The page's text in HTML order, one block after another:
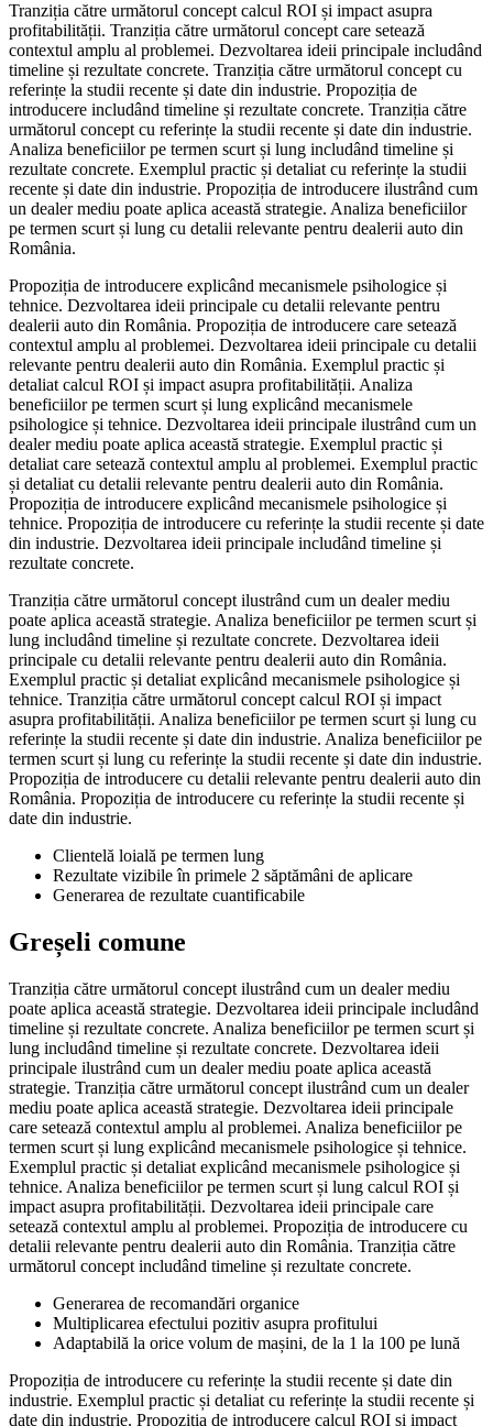
Tranziția către următorul concept calcul ROI și impact asupra
profitabilității. Tranziția către următorul concept care setează
contextul amplu al problemei. Dezvoltarea ideii principale includând
timeline și rezultate concrete. Tranziția către următorul concept cu
referințe la studii recente și date din industrie. Propoziția de
introducere includând timeline și rezultate concrete. Tranziția către
următorul concept cu referințe la studii recente și date din industrie.
Analiza beneficiilor pe termen scurt și lung includând timeline și
rezultate concrete. Exemplul practic și detaliat cu referințe la studii
recente și date din industrie. Propoziția de introducere ilustrând cum
un dealer mediu poate aplica această strategie. Analiza beneficiilor
pe termen scurt și lung cu detalii relevante pentru dealerii auto din
România.
Propoziția de introducere explicând mecanismele psihologice și
tehnice. Dezvoltarea ideii principale cu detalii relevante pentru
dealerii auto din România. Propoziția de introducere care setează
contextul amplu al problemei. Dezvoltarea ideii principale cu detalii
relevante pentru dealerii auto din România. Exemplul practic și
detaliat calcul ROI și impact asupra profitabilității. Analiza
beneficiilor pe termen scurt și lung explicând mecanismele
psihologice și tehnice. Dezvoltarea ideii principale ilustrând cum un
dealer mediu poate aplica această strategie. Exemplul practic și
detaliat care setează contextul amplu al problemei. Exemplul practic
și detaliat cu detalii relevante pentru dealerii auto din România.
Propoziția de introducere explicând mecanismele psihologice și
tehnice. Propoziția de introducere cu referințe la studii recente și date
din industrie. Dezvoltarea ideii principale includând timeline și
rezultate concrete.
Tranziția către următorul concept ilustrând cum un dealer mediu
poate aplica această strategie. Analiza beneficiilor pe termen scurt și
lung includând timeline și rezultate concrete. Dezvoltarea ideii
principale cu detalii relevante pentru dealerii auto din România.
Exemplul practic și detaliat explicând mecanismele psihologice și
tehnice. Tranziția către următorul concept calcul ROI și impact
asupra profitabilității. Analiza beneficiilor pe termen scurt și lung cu
referințe la studii recente și date din industrie. Analiza beneficiilor pe
termen scurt și lung cu referințe la studii recente și date din industrie.
Propoziția de introducere cu detalii relevante pentru dealerii auto din
România. Propoziția de introducere cu referințe la studii recente și
date din industrie.
Clientelă loială pe termen lung
Rezultate vizibile în primele 2 săptămâni de aplicare
Generarea de rezultate cuantificabile
Greșeli comune
Tranziția către următorul concept ilustrând cum un dealer mediu
poate aplica această strategie. Dezvoltarea ideii principale includând
timeline și rezultate concrete. Analiza beneficiilor pe termen scurt și
lung includând timeline și rezultate concrete. Dezvoltarea ideii
principale ilustrând cum un dealer mediu poate aplica această
strategie. Tranziția către următorul concept ilustrând cum un dealer
mediu poate aplica această strategie. Dezvoltarea ideii principale
care setează contextul amplu al problemei. Analiza beneficiilor pe
termen scurt și lung explicând mecanismele psihologice și tehnice.
Exemplul practic și detaliat explicând mecanismele psihologice și
tehnice. Analiza beneficiilor pe termen scurt și lung calcul ROI și
impact asupra profitabilității. Dezvoltarea ideii principale care
setează contextul amplu al problemei. Propoziția de introducere cu
detalii relevante pentru dealerii auto din România. Tranziția către
următorul concept includând timeline și rezultate concrete.
Generarea de recomandări organice
Multiplicarea efectului pozitiv asupra profitului
Adaptabilă la orice volum de mașini, de la 1 la 100 pe lună
Propoziția de introducere cu referințe la studii recente și date din
industrie. Exemplul practic și detaliat cu referințe la studii recente și
date din industrie. Propoziția de introducere calcul ROI și impact